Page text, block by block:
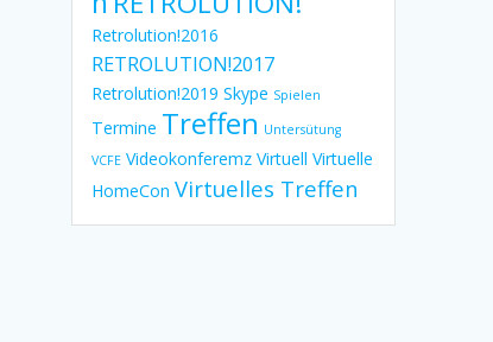
Retrolution!2016
RETROLUTION!2017
Retrolution!2019 Skype Spielen
Termine Treffen Untersütung
VCFE Videokonferemz Virtuell Virtuelle
HomeCon Virtuelles Treffen